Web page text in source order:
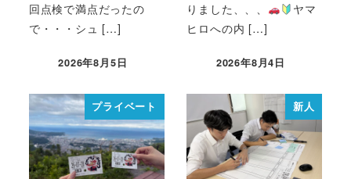
回点検で満点だったの
で・・・シュ […]
2026年8月5日
りました、、、
ヤマ
ヒロへの内 […]
2026年8月4日
プライベート 新人